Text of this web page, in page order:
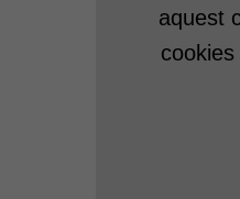
Experiències
aquest